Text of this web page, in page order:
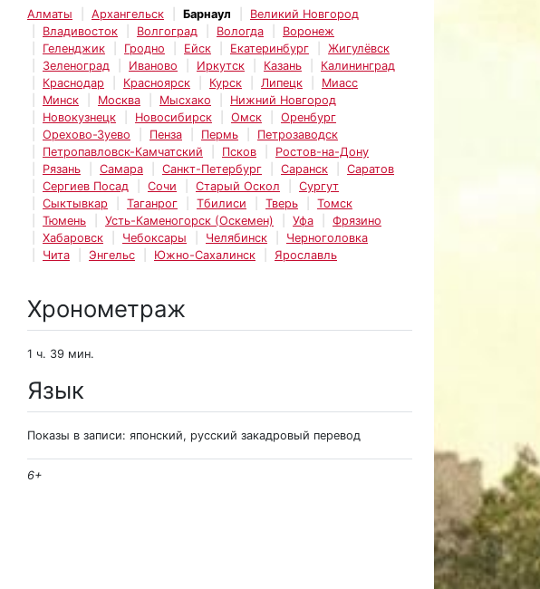
Алматы Архангельск Барнаул
Великий Новгород
Владивосток
Волгоград Вологда
Воронеж
Геленджик
Гродно Ейск Екатеринбург
Жигулёвск
Зеленоград
Иваново Иркутск Казань
Калининград
Краснодар
Красноярск Курск Липецк
Миасс
Минск
Москва Мысхако
Нижний Новгород
Новокузнецк
Новосибирск Омск
Оренбург
Орехово-Зуево
Пенза Пермь
Петрозаводск
Петропавловск-Камчатский
Псков
Ростов-на-Дону
Рязань
Самара Санкт-Петербург Саранск
Саратов
Сергиев Посад
Сочи Старый Оскол
Сургут
Сыктывкар
Таганрог Тбилиси Тверь
Томск
Тюмень
Усть-Каменогорск (Оскемен) Уфа
Фрязино
Хабаровск
Чебоксары Челябинск
Черноголовка
Чита
Энгельс Южно-Сахалинск Ярославль
Хронометраж
1 ч. 39 мин.
Язык
Показы в записи: японский, русский закадровый перевод
6+